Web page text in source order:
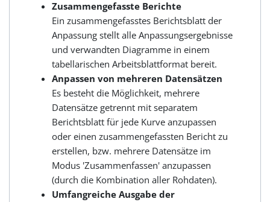
Zusammengefasste Berichte
Ein zusammengefasstes Berichtsblatt der
Anpassung stellt alle Anpassungsergebnisse
und verwandten Diagramme in einem
tabellarischen Arbeitsblattformat bereit.
Anpassen von mehreren Datensätzen
Es besteht die Möglichkeit, mehrere
Datensätze getrennt mit separatem
Berichtsblatt für jede Kurve anzupassen
oder einen zusammengefassten Bericht zu
erstellen, bzw. mehrere Datensätze im
Modus 'Zusammenfassen' anzupassen
(durch die Kombination aller Rohdaten).
Umfangreiche Ausgabe der